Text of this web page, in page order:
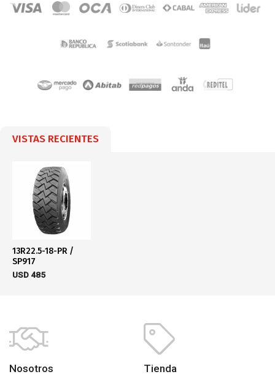
VISTAS RECIENTES
13R22.5-18-PR /
SP917
USD 485
Nosotros Tienda